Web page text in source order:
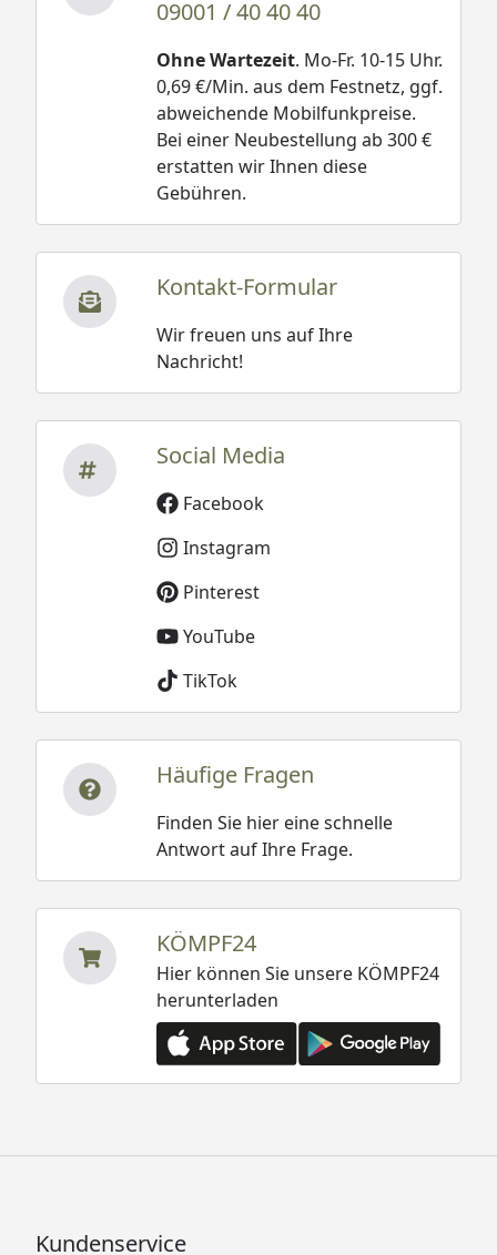
09001 / 40 40 40
Ohne Wartezeit. Mo-Fr. 10-15 Uhr.
0,69 €/Min. aus dem Festnetz, ggf.
abweichende Mobilfunkpreise.
Bei einer Neubestellung ab 300 €
erstatten wir Ihnen diese
Gebühren.
Kontakt-Formular
Wir freuen uns auf Ihre
Nachricht!
Social Media
Facebook
Instagram
Pinterest
YouTube
TikTok
Häufige Fragen
Finden Sie hier eine schnelle
Antwort auf Ihre Frage.
KÖMPF24
Hier können Sie unsere KÖMPF24
herunterladen
Kundenservice